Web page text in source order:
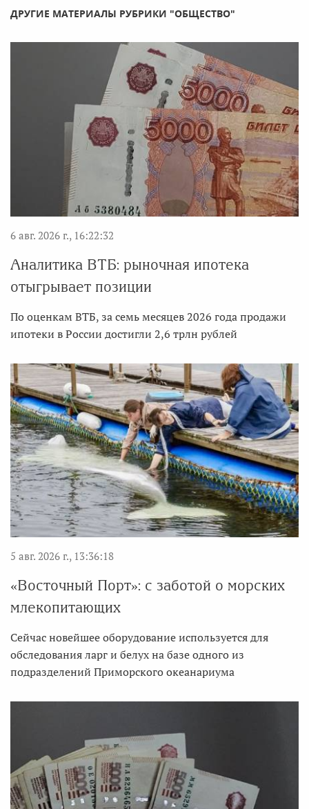
ДРУГИЕ МАТЕРИАЛЫ РУБРИКИ "ОБЩЕСТВО"
6 авг. 2026 г., 16:22:32
Аналитика ВТБ: рыночная ипотека
отыгрывает позиции
По оценкам ВТБ, за семь месяцев 2026 года продажи
ипотеки в России достигли 2,6 трлн рублей
5 авг. 2026 г., 13:36:18
«Восточный Порт»: с заботой о морских
млекопитающих
Сейчас новейшее оборудование используется для
обследования ларг и белух на базе одного из
подразделений Приморского океанариума